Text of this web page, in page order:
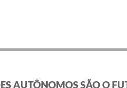
AUTÔNOMOS SÃO O